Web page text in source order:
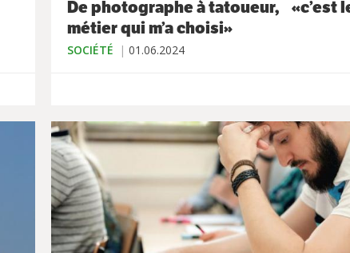
De photographe à tatoueur, «c’est
métier qui m’a choisi»
SOCIÉTÉ 01.06.2024